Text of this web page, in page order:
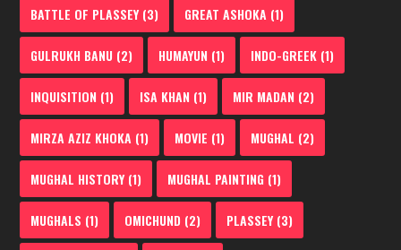
BATTLE OF PLASSEY(3) GREAT ASHOKA (1)
GULRUKH BANU (2) HUMAYUN (1) INDO-GREEK (1)
INQUISITION (1) ISA KHAN (1) MIR MADAN (2)
MIRZA AZIZ KHOKA (1) MOVIE (1) MUGHAL (2)
MUGHAL HISTORY(1) MUGHAL PAINTING (1)
MUGHALS (1) OMICHUND (2) PLASSEY(3)